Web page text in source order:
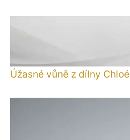
Úžasné vůně z dílny Chloé